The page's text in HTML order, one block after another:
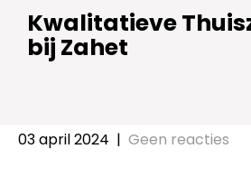
Kwalitatieve
bij Zahet
03 april 2024 | Geen reacties